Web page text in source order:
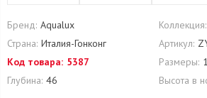
Бренд: Aqualux Коллекция:
Страна: Италия-Гонконг Артикул:
Код товара: 5387 Размеры:
Глубина: 46 Высота в